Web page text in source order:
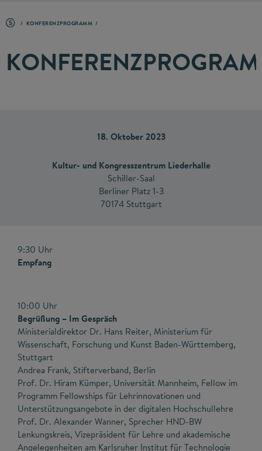
KONFERENZPROGRAMM
18. Oktober 2023
Kultur- und Kongresszentrum Liederhalle
Schiller-Saal
Berliner Platz 1-3
70174 Stuttgart
9:30 Uhr
Empfang
10:00 Uhr
Begrüßung – Im Gespräch
Ministerialdirektor Dr. Hans Reiter, Ministerium für
Wissenschaft, Forschung und Kunst Baden-Württemberg,
Stuttgart
Andrea Frank, Stifterverband, Berlin
Prof. Dr. Hiram Kümper, Universität Mannheim, Fellow im
Programm Fellowships für Lehrinnovationen und
Unterstützungsangebote in der digitalen Hochschullehre
Prof. Dr. Alexander Wanner, Sprecher HND-BW
Lenkungskreis, Vizepräsident für Lehre und akademische
Angelegenheiten am Karlsruher Institut für Technologie